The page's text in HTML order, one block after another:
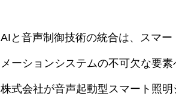
AIと音声制御技術の統合は、スマ
メーションシステムの不可欠な要
株式会社が音声起動型スマート照